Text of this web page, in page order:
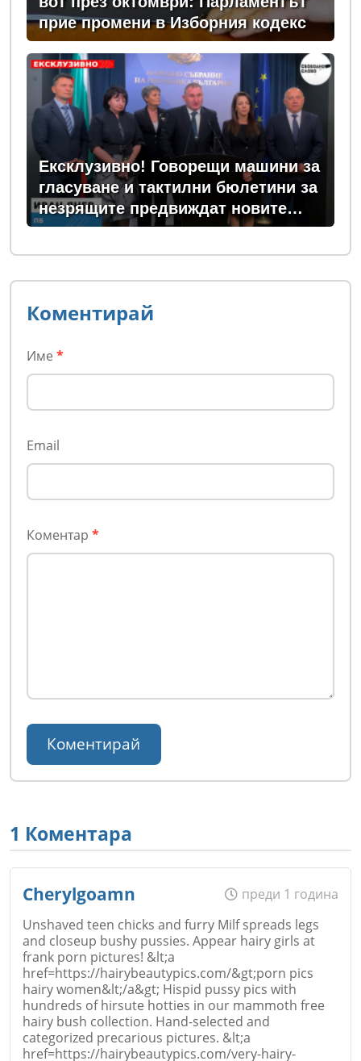
прие промени в Изборния кодекс
Ексклузивно! Говорещи машини за
гласуване и тактилни бюлетини за
незрящите предвиждат новите
изборни правила! (ВИДЕО)
Коментирай
Име *
Email
Коментар *
1 Коментара
Cherylgoamn
преди 1 година
Unshaved teen chicks and furry Milf spreads legs
and closeup bushy pussies. Appear hairy girls at
frank porn pictures! &lt;a
href=https://hairybeautypics.com/&gt;porn pics
hairy women&lt;/a&gt; Hispid pussy pics with
hundreds of hirsute hotties in our mammoth free
hairy bush collection. Hand-selected and
categorized precarious pictures. &lt;a
href=https://hairybeautypics.com/very-hairy-